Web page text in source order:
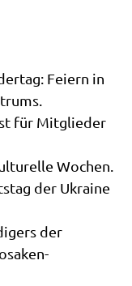
Feiern in
für Mitglieder
Wochen.
der Ukraine
der